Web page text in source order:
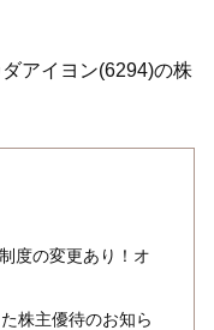
アイヨン(6294)の株
度の変更あり！オ
株主優待のお知ら